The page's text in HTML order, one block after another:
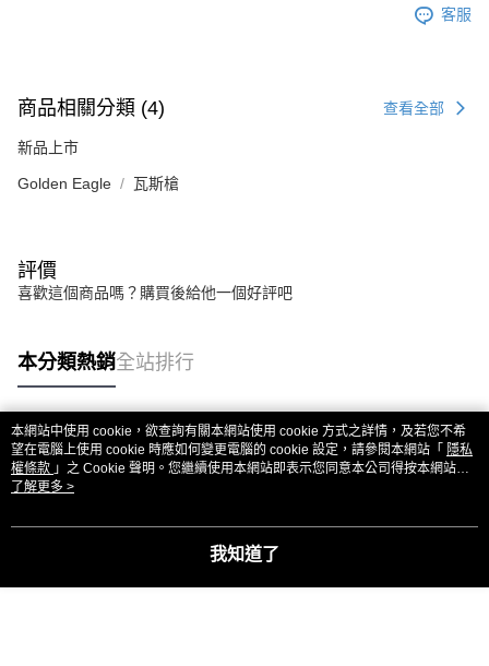
客服
商品相關分類 (4) 查看全部
新品上市
Golden Eagle 瓦斯槍
評價
喜歡這個商品嗎？購買後給他一個好評吧
本分類熱銷全站排行
熱門標籤
本網站中使用 cookie，欲查詢有關本網站使用 cookie 方式之詳情，及若您不希
望在電腦上使用 cookie 時應如何變更電腦的 cookie 設定，請參閱本網站「 隱私
權條款 」之 Cookie 聲明。您繼續使用本網站即表示您同意本公司得按本網站使
用條款之 Cookie 聲明使用 cookie。
了解更多 >
我知道了